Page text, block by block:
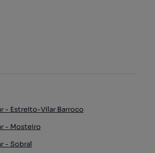
- Estreito-Vilar Barroco
- Mosteiro
- Sobral